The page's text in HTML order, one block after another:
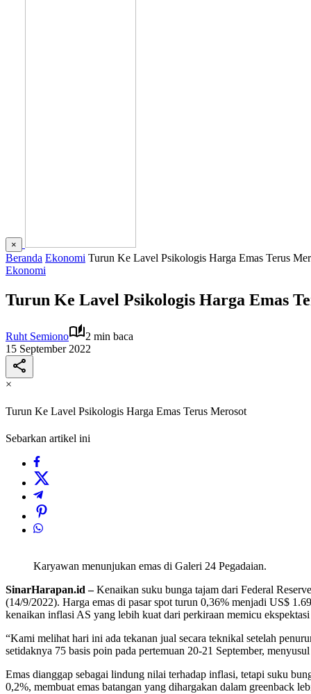
×
Beranda Ekonomi Turun Ke Lavel Psikologis Harga Emas Terus
Ekonomi
Turun Ke Lavel Psikologis Harga Emas
Ruht Semiono
2 min baca
15 September 2022
×
Turun Ke Lavel Psikologis Harga Emas Terus Merosot
Sebarkan artikel ini
Karyawan menunjukan emas di Galeri 24 Pegadaian.
SinarHarapan.id –Kenaikan suku bunga tajam dari Federal
(14/9/2022). Harga emas di pasar spot turun 0,36% menjadi US$
kenaikan inflasi AS yang lebih kuat dari perkiraan memicu
“Kami melihat hari ini ada tekanan jual secara teknikal setelah
setidaknya 75 basis poin pada pertemuan 20-21 September,
Emas dianggap sebagai lindung nilai terhadap inflasi, tetapi suku
0,2%, membuat emas batangan yang dihargakan dalam greenback